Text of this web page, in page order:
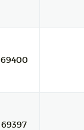
69400
69397